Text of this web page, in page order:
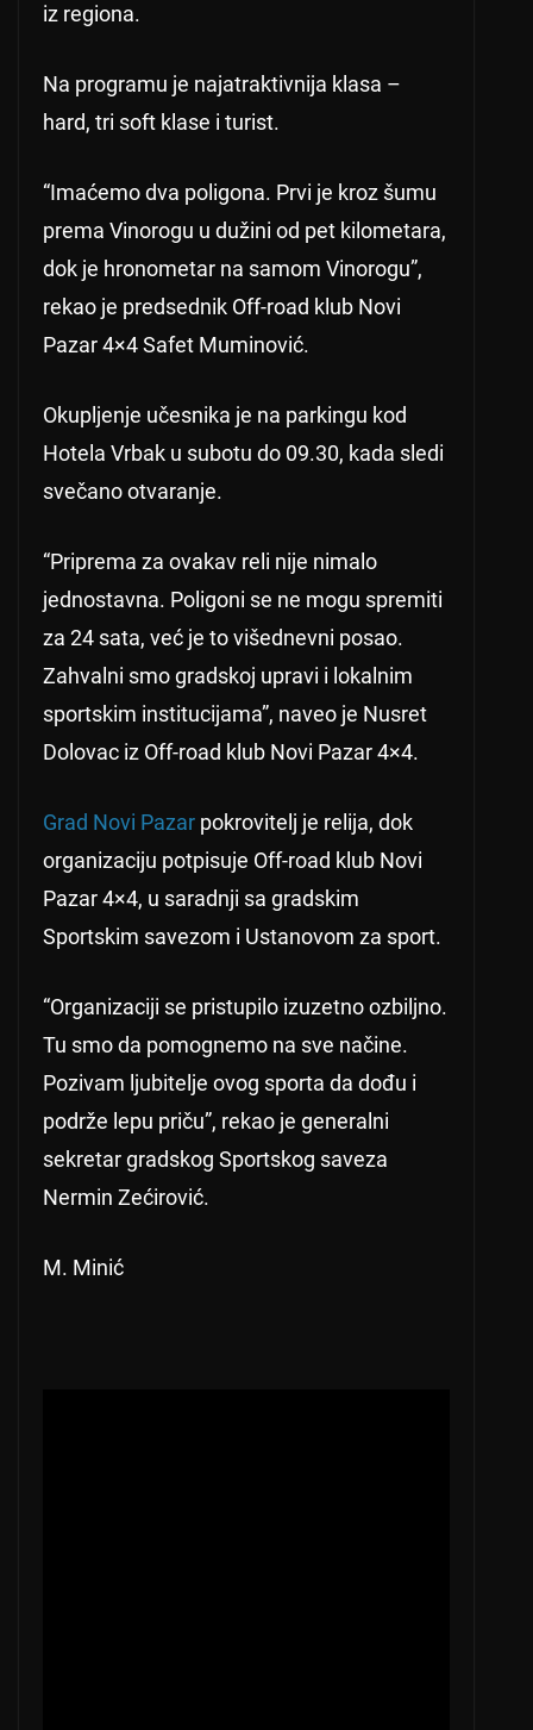
iz regiona.
Na programu je najatraktivnija klasa –
hard, tri soft klase i turist.
“Imaćemo dva poligona. Prvi je kroz šumu
prema Vinorogu u dužini od pet kilometara,
dok je hronometar na samom Vinorogu”,
rekao je predsednik Off-road klub Novi
Pazar 4×4 Safet Muminović.
Okupljenje učesnika je na parkingu kod
Hotela Vrbak u subotu do 09.30, kada sledi
svečano otvaranje.
“Priprema za ovakav reli nije nimalo
jednostavna. Poligoni se ne mogu spremiti
za 24 sata, već je to višednevni posao.
Zahvalni smo gradskoj upravi i lokalnim
sportskim institucijama”, naveo je Nusret
Dolovac iz Off-road klub Novi Pazar 4×4.
Grad Novi Pazar pokrovitelj je relija, dok
organizaciju potpisuje Off-road klub Novi
Pazar 4×4, u saradnji sa gradskim
Sportskim savezom i Ustanovom za sport.
“Organizaciji se pristupilo izuzetno ozbiljno.
Tu smo da pomognemo na sve načine.
Pozivam ljubitelje ovog sporta da dođu i
podrže lepu priču”, rekao je generalni
sekretar gradskog Sportskog saveza
Nermin Zećirović.
M. Minić